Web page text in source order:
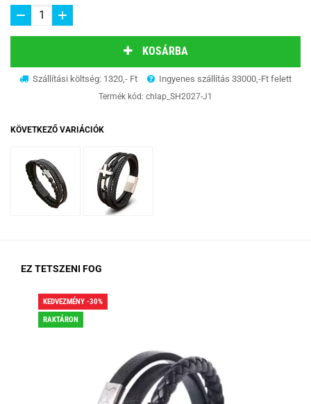
KOSÁRBA
Szállítási költség: 1320,- Ft Ingyenes szállítás 33000,-Ft felett
Termék kód: chlap_SH2027-J1
KÖVETKEZŐ VARIÁCIÓK
EZ TETSZENI FOG
KEDVEZMÉNY -30%
RAKTÁRON